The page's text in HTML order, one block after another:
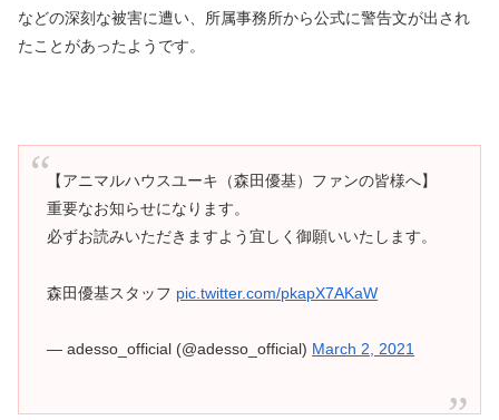
などの深刻な被害に遭い、所属事務所から公式に警告文が出され
たことがあったようです。
【アニマルハウスユーキ（森田優基）ファンの皆様へ】
重要なお知らせになります。
必ずお読みいただきますよう宜しく御願いいたします。
森田優基スタッフ pic.twitter.com/pkapX7AKaW
— adesso_official (@adesso_official) March 2, 2021